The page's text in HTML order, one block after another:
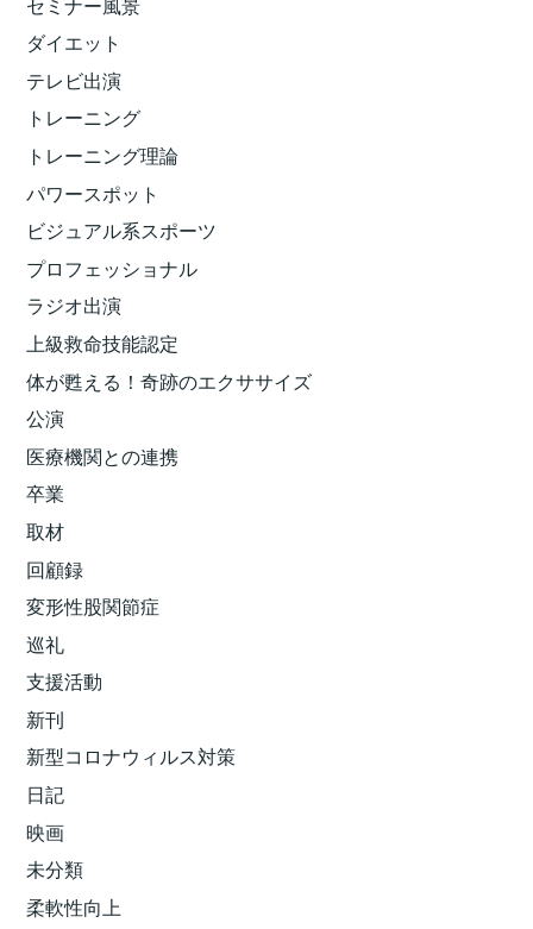
ダイエット
テレビ出演
トレーニング
トレーニング理論
パワースポット
ビジュアル系スポーツ
プロフェッショナル
ラジオ出演
上級救命技能認定
体が甦える！奇跡のエクササイズ
公演
医療機関との連携
卒業
取材
回顧録
変形性股関節症
巡礼
支援活動
新刊
新型コロナウィルス対策
日記
映画
未分類
柔軟性向上